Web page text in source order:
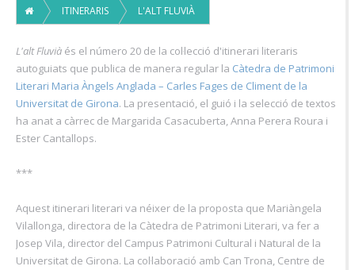
ITINERARIS L'ALT FLUVIÀ
L'alt Fluvià és el número 20 de la col·lecció d'itinerari literaris
autoguiats que publica de manera regular la Càtedra de Patrimoni
Literari Maria Àngels Anglada – Carles Fages de Climent de la
Universitat de Girona. La presentació, el guió i la selecció de textos
ha anat a càrrec de Margarida Casacuberta, Anna Perera Roura i
Ester Cantallops.
***
Aquest itinerari literari va néixer de la proposta que Mariàngela
Vilallonga, directora de la Càtedra de Patrimoni Literari, va fer a
Josep Vila, director del Campus Patrimoni Cultural i Natural de la
Universitat de Girona. La col·laboració amb Can Trona, Centre de